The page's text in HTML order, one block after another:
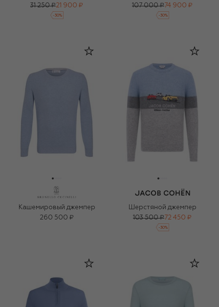
31 250 ₽21 900 ₽
-30%
107 000 ₽74 900 ₽
-30%
Кашемировый джемпер
260 500 ₽
Шерстяной джемпер
103 500 ₽72 450 ₽
-30%